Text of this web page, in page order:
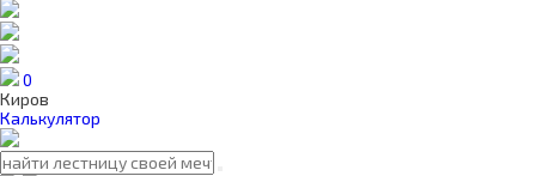
0
Киров
Калькулятор